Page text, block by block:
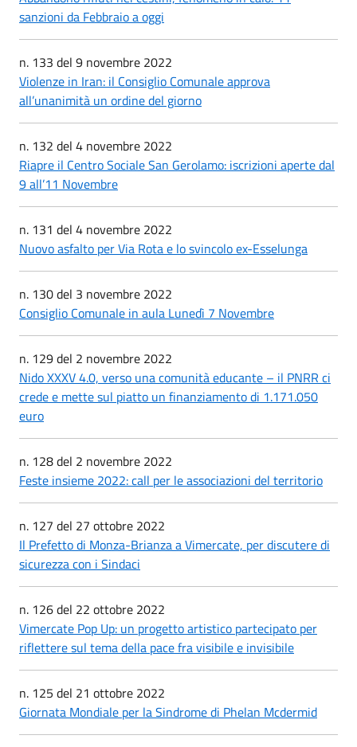
sanzioni da Febbraio a oggi
n. 133 del 9 novembre 2022
Violenze in Iran: il Consiglio Comunale approva
all’unanimità un ordine del giorno
n. 132 del 4 novembre 2022
Riapre il Centro Sociale San Gerolamo: iscrizioni aperte dal
9 all’11 Novembre
n. 131 del 4 novembre 2022
Nuovo asfalto per Via Rota e lo svincolo ex-Esselunga
n. 130 del 3 novembre 2022
Consiglio Comunale in aula Lunedì 7 Novembre
n. 129 del 2 novembre 2022
Nido XXXV 4.0, verso una comunità educante – il PNRR ci
crede e mette sul piatto un finanziamento di 1.171.050
euro
n. 128 del 2 novembre 2022
Feste insieme 2022: call per le associazioni del territorio
n. 127 del 27 ottobre 2022
Il Prefetto di Monza-Brianza a Vimercate, per discutere di
sicurezza con i Sindaci
n. 126 del 22 ottobre 2022
Vimercate Pop Up: un progetto artistico partecipato per
riflettere sul tema della pace fra visibile e invisibile
n. 125 del 21 ottobre 2022
Giornata Mondiale per la Sindrome di Phelan Mcdermid